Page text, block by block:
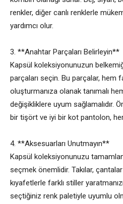
renkler, diğer canlı renklerle
yardımcı olur.
3. **Anahtar Parçaları Belirleyin**
Kapsül koleksiyonunuzun
parçaları seçin. Bu parçalar, hem
oluşturmanıza olanak tanımalı
değişikliklere uyum sağlamalıdır.
bir tişört ve iyi bir kot pantolon,
4. **Aksesuarları Unutmayın**
Kapsül koleksiyonunuzu
seçmek önemlidir. Takılar, çantalar
kıyafetlerle farklı stiller
seçtiğiniz renk paletiyle uyumlu